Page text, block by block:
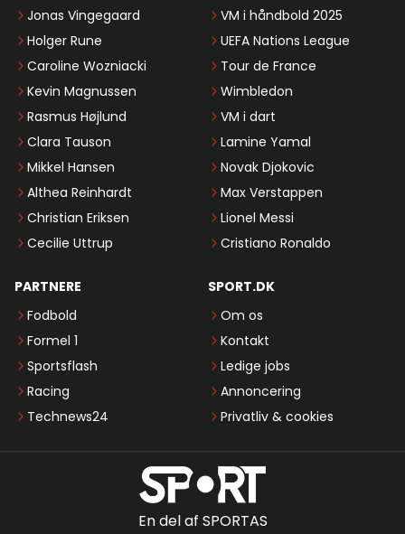
Jonas Vingegaard
Holger Rune
Caroline Wozniacki
Kevin Magnussen
Rasmus Højlund
Clara Tauson
Mikkel Hansen
Althea Reinhardt
Christian Eriksen
Cecilie Uttrup
VM i håndbold 2025
UEFA Nations League
Tour de France
Wimbledon
VM i dart
Lamine Yamal
Novak Djokovic
Max Verstappen
Lionel Messi
Cristiano Ronaldo
PARTNERE
Fodbold
Formel 1
Sportsflash
Racing
Technews24
SPORT.DK
Om os
Kontakt
Ledige jobs
Annoncering
Privatliv & cookies
En del af SPORTAS